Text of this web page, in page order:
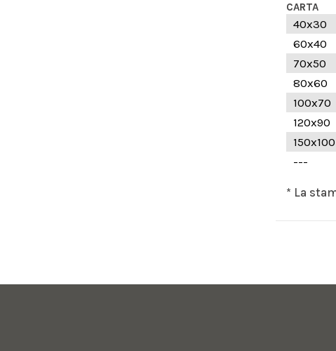
CARTA
40x30
60x40
70x50
80x60
100x70
120x90
150x100
---
* La